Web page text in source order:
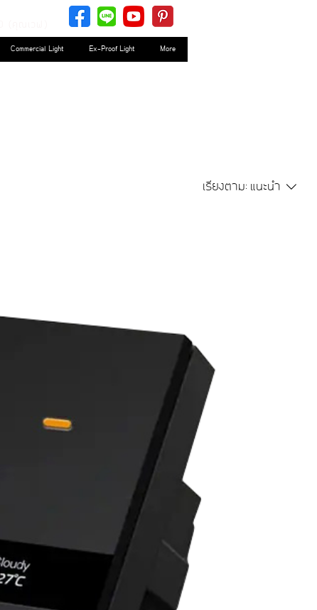
Commercial Light Ex-Proof Light More
เรียงตาม: แนะนำ